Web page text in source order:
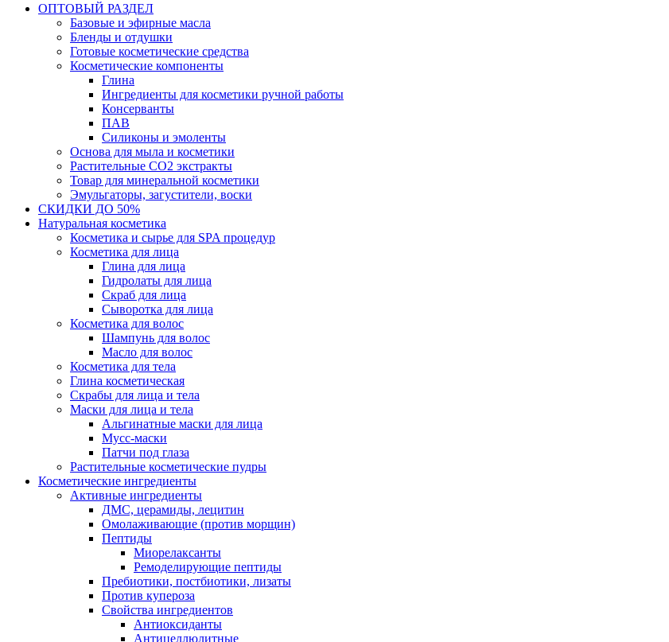
ОПТОВЫЙ РАЗДЕЛ
Базовые и эфирные масла
Бленды и отдушки
Готовые косметические средства
Косметические компоненты
Глина
Ингредиенты для косметики ручной работы
Консерванты
ПАВ
Силиконы и эмоленты
Основа для мыла и косметики
Растительные СО2 экстракты
Товар для минеральной косметики
Эмульгаторы, загустители, воски
СКИДКИ ДО 50%
Натуральная косметика
Косметика и сырье для SPA процедур
Косметика для лица
Глина для лица
Гидролаты для лица
Скраб для лица
Сыворотка для лица
Косметика для волос
Шампунь для волос
Масло для волос
Косметика для тела
Глина косметическая
Скрабы для лица и тела
Маски для лица и тела
Альгинатные маски для лица
Мусс-маски
Патчи под глаза
Растительные косметические пудры
Косметические ингредиенты
Активные ингредиенты
ДМС, церамиды, лецитин
Омолаживающие (против морщин)
Пептиды
Миорелаксанты
Ремоделирующие пептиды
Пребиотики, постбиотики, лизаты
Против купероза
Свойства ингредиентов
Антиоксиданты
Антицеллюлитные